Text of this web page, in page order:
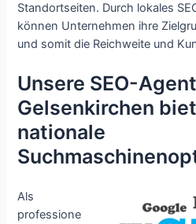
Standortseiten. Durch lokales
können Unternehmen ihre
und somit die Reichweite und
Unsere SEO-
Gelsenkirchen
nationale
Als
professione